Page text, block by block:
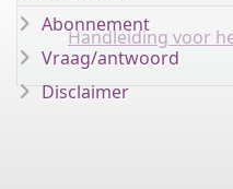
Handleiding voor
Abonnement
Vraag/antwoord
Disclaimer